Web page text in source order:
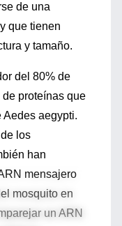
de una
que tienen
y tamaño.
del 80% de
proteínas que
Aedes aegypti.
los
han
mensajero
mosquito en
un ARN